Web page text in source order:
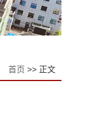
首页 >> 正文